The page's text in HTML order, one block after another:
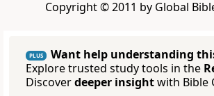
Copyright © 2011 by Global
PLUS
Want help understanding
Explore trusted study tools in the
Discoverdeeper insightwith Bible